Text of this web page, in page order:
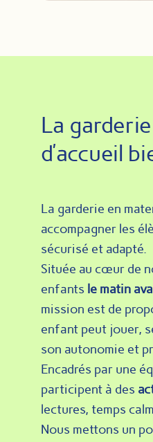
La
d’accueil
La garderie en
accompagner les
sécurisé et adapté.
Située au cœur de
enfants le matin
mission est de
enfant peut jouer,
son autonomie et
Encadrés par une
participent à des
lectures, temps
Nous mettons un